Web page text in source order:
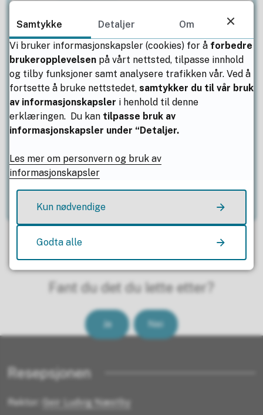
Miriam Engelskjøn
Rådgiver
E-postmireng@nfk.no
Mobil93 26 22 68
IB-koordinator
Fant du det du lette etter?
Ja Nei
Resepsjonen
Rektor: Geir Ludvig Næstby
Samtykke Detaljer
Om
Vi bruker informasjonskapsler (cookies) for å forbedre
brukeropplevelsen på vårt nettsted, tilpasse innhold
og tilby funksjoner samt analysere trafikken vår. Ved å
fortsette å bruke nettstedet, samtykker du til vår bruk
av informasjonskapsler i henhold til denne
erklæringen. Du kan tilpasse bruk av
informasjonskapsler under “Detaljer.
Les mer om personvern og bruk av
informasjonskapsler
Kun nødvendige
Godta alle